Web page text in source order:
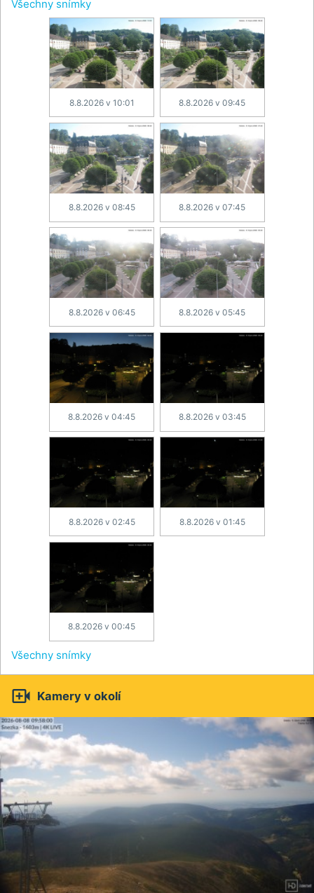
Všechny snímky
8.8.2026 v 10:01 8.8.2026 v 09:45
8.8.2026 v 08:45 8.8.2026 v 07:45
8.8.2026 v 06:45 8.8.2026 v 05:45
8.8.2026 v 04:45 8.8.2026 v 03:45
8.8.2026 v 02:45 8.8.2026 v 01:45
8.8.2026 v 00:45
Všechny snímky
 Kamery v okolí